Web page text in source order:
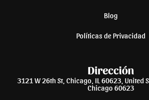
Blog
Políticas de Privacidad
Dirección
3121 W 26th St, Chicago, IL 60623, United
Chicago 60623